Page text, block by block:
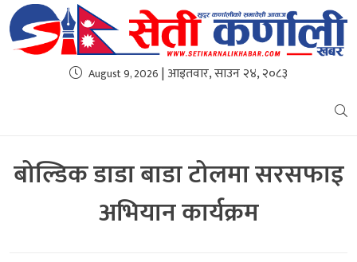
August 9, 2026 | आइतवार, साउन २४, २०८३
बोल्डिक डाडा बाडा टोलमा सरसफाइ
अभियान कार्यक्रम